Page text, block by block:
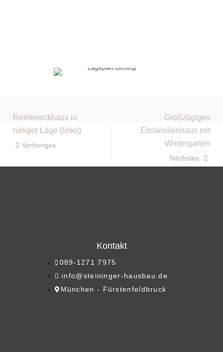
Reiheneckhaus in
ruhiger Lage (links)
Vorheriges
Großzügiges
Einfamilienhaus mit
Wintergarten
Nächstes
Kontakt
089-1271 7975
info@steininger-hausbau.de
München - Fürstenfeldbruck